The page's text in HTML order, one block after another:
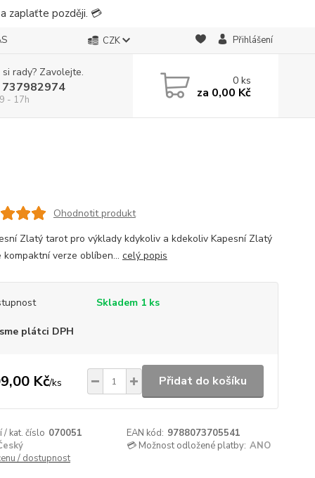
zaplaťte později. 💳
CZK Přihlášení
rady? Zavolejte.
- 17h
0ks
za 0,00 Kč
Ohodnotit produkt
Zlatý tarot pro výklady kdykoliv a kdekoliv Kapesní Zlatý
verze oblíben... celý popis
Skladem 1 ks
plátci DPH
Kč/ks Přidat do košíku
/ kat. číslo 070051 EAN kód: 9788073705541
💳 Možnost odložené platby: ANO
/ dostupnost